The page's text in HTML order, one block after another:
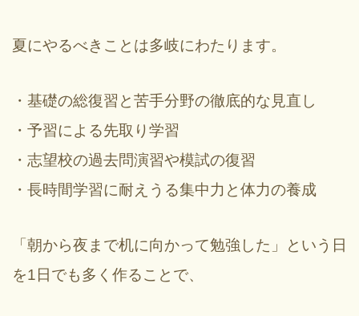
夏にやるべきことは多岐にわたります。
・基礎の総復習と苦手分野の徹底的な見直し
・予習による先取り学習
・志望校の過去問演習や模試の復習
・長時間学習に耐えうる集中力と体力の養成
「朝から夜まで机に向かって勉強した」という日
を1日でも多く作ることで、